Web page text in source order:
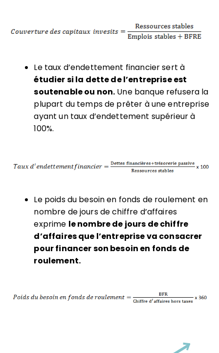
Le taux d’endettement financier sert à
étudier si la dette de l’entreprise est
soutenable ou non. Une banque refusera la
plupart du temps de prêter à une entreprise
ayant un taux d’endettement supérieur à
100%.
Le poids du besoin en fonds de roulement en
nombre de jours de chiffre d’affaires
exprime le nombre de jours de chiffre
d’affaires que l’entreprise va consacrer
pour financer son besoin en fonds de
roulement.